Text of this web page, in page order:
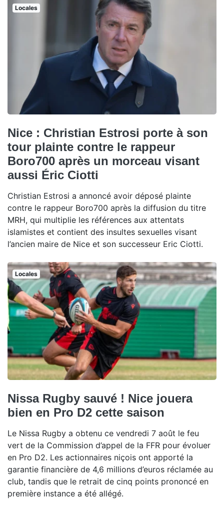
Locales
Nice : Christian Estrosi porte à son
tour plainte contre le rappeur
Boro700 après un morceau visant
aussi Éric Ciotti
Christian Estrosi a annoncé avoir déposé plainte
contre le rappeur Boro700 après la diffusion du titre
MRH, qui multiplie les références aux attentats
islamistes et contient des insultes sexuelles visant
l’ancien maire de Nice et son successeur Eric Ciotti.
Locales
Nissa Rugby sauvé ! Nice jouera
bien en Pro D2 cette saison
Le Nissa Rugby a obtenu ce vendredi 7 août le feu
vert de la Commission d’appel de la FFR pour évoluer
en Pro D2. Les actionnaires niçois ont apporté la
garantie financière de 4,6 millions d’euros réclamée au
club, tandis que le retrait de cinq points prononcé en
première instance a été allégé.